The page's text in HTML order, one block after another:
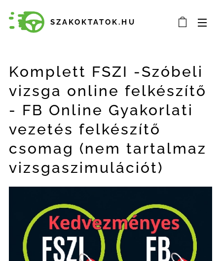
SZAKOKTATOK.HU
Komplett FSZI -Szóbeli
vizsga online felkészítő
- FB Online Gyakorlati
vezetés felkészítő
csomag (nem tartalmaz
vizsgaszimulációt)